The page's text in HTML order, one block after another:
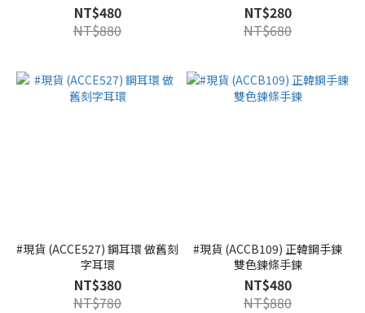
NT$480
NT$880
NT$280
NT$680
#現貨 (ACCE527) 鋼耳環 做舊刻
字耳環
NT$380
NT$780
#現貨 (ACCB109) 正韓鋼手鍊
雙色鍊條手鍊
NT$480
NT$880